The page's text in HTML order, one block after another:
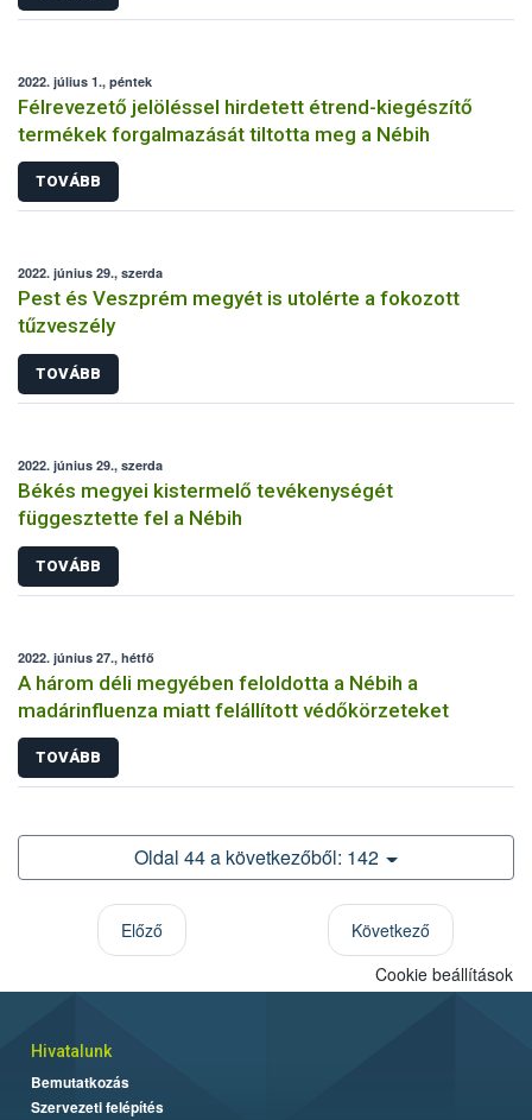
2022. július 1., péntek
Félrevezető jelöléssel hirdetett étrend-kiegészítő
termékek forgalmazását tiltotta meg a Nébih
TOVÁBB
2022. június 29., szerda
Pest és Veszprém megyét is utolérte a fokozott
tűzveszély
TOVÁBB
2022. június 29., szerda
Békés megyei kistermelő tevékenységét
függesztette fel a Nébih
TOVÁBB
2022. június 27., hétfő
A három déli megyében feloldotta a Nébih a
madárinfluenza miatt felállított védőkörzeteket
TOVÁBB
Oldal 44 a következőből: 142
Előző
Következő
Cookie beállítások
Hivatalunk
Bemutatkozás
Szervezeti felépítés